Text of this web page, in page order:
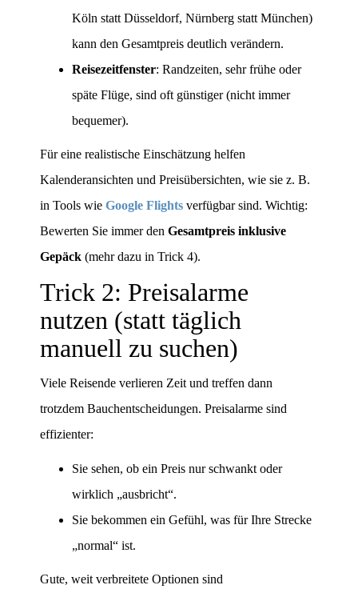
Köln statt Düsseldorf, Nürnberg statt München)
kann den Gesamtpreis deutlich verändern.
Reisezeitfenster: Randzeiten, sehr frühe oder
späte Flüge, sind oft günstiger (nicht immer
bequemer).
Für eine realistische Einschätzung helfen
Kalenderansichten und Preisübersichten, wie sie z. B.
in Tools wie Google Flights verfügbar sind. Wichtig:
Bewerten Sie immer den Gesamtpreis inklusive
Gepäck (mehr dazu in Trick 4).
Trick 2: Preisalarme
nutzen (statt täglich
manuell zu suchen)
Viele Reisende verlieren Zeit und treffen dann
trotzdem Bauchentscheidungen. Preisalarme sind
effizienter:
Sie sehen, ob ein Preis nur schwankt oder
wirklich „ausbricht“.
Sie bekommen ein Gefühl, was für Ihre Strecke
„normal“ ist.
Gute, weit verbreitete Optionen sind